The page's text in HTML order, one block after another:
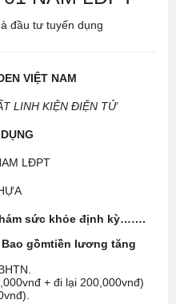
đầu tư tuyển dụng
VIỆT NAM
LINH KIỆN ĐIỆN TỬ
LĐPT
sức khỏe định kỳ…….
gồmtiền lương tăng
+ đi lại 200,000vnđ)